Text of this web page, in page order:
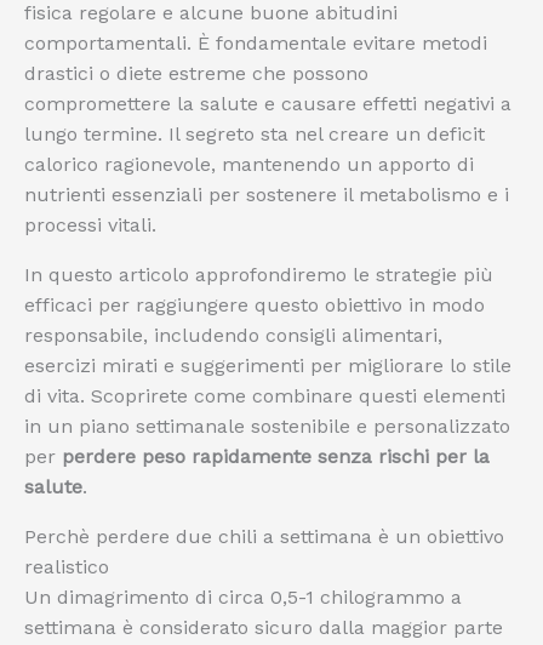
fisica regolare e alcune buone abitudini
comportamentali. È fondamentale evitare metodi
drastici o diete estreme che possono
compromettere la salute e causare effetti negativi a
lungo termine. Il segreto sta nel creare un deficit
calorico ragionevole, mantenendo un apporto di
nutrienti essenziali per sostenere il metabolismo e i
processi vitali.
In questo articolo approfondiremo le strategie più
efficaci per raggiungere questo obiettivo in modo
responsabile, includendo consigli alimentari,
esercizi mirati e suggerimenti per migliorare lo stile
di vita. Scoprirete come combinare questi elementi
in un piano settimanale sostenibile e personalizzato
per perdere peso rapidamente senza rischi per la
salute.
Perchè perdere due chili a settimana è un obiettivo
realistico
Un dimagrimento di circa 0,5-1 chilogrammo a
settimana è considerato sicuro dalla maggior parte